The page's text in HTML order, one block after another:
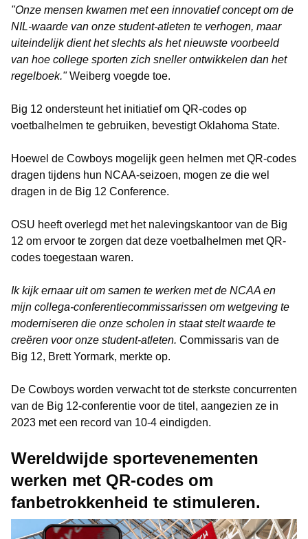
"Onze mensen kwamen met een innovatief concept om de
NIL-waarde van onze student-atleten te verhogen, maar
uiteindelijk dient het slechts als het nieuwste voorbeeld
van hoe college sporten zich sneller ontwikkelen dan het
regelboek."Weiberg voegde toe.
Big 12 ondersteunt het initiatief om QR-codes op
voetbalhelmen te gebruiken, bevestigt Oklahoma State.
Hoewel de Cowboys mogelijk geen helmen met QR-codes
dragen tijdens hun NCAA-seizoen, mogen ze die wel
dragen in de Big 12 Conference.
OSU heeft overlegd met het nalevingskantoor van de Big
12 om ervoor te zorgen dat deze voetbalhelmen met QR-
codes toegestaan waren.
Ik kijk ernaar uit om samen te werken met de NCAA en
mijn collega-conferentiecommissarissen om wetgeving te
moderniseren die onze scholen in staat stelt waarde te
creëren voor onze student-atleten. Commissaris van de
Big 12, Brett Yormark, merkte op.
De Cowboys worden verwacht tot de sterkste concurrenten
van de Big 12-conferentie voor de titel, aangezien ze in
2023 met een record van 10-4 eindigden.
Wereldwijde sportevenementen
werken met QR-codes om
fanbetrokkenheid te stimuleren.